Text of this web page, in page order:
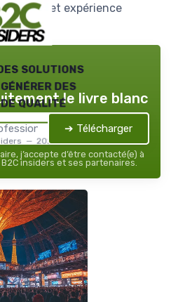
billets et expérience
solutions
des
qualité
— 2026
le livre blanc
➔ Télécharger
j’accepte d’être contacté(e) à
insiders et ses partenaires.